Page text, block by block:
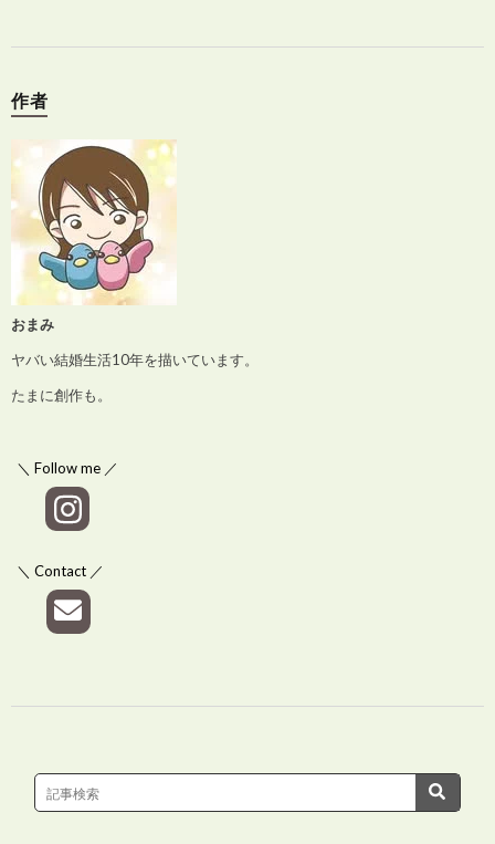
作者
おまみ
ヤバい結婚生活10年を描いています。
たまに創作も。
＼ Follow me ／
＼ Contact ／